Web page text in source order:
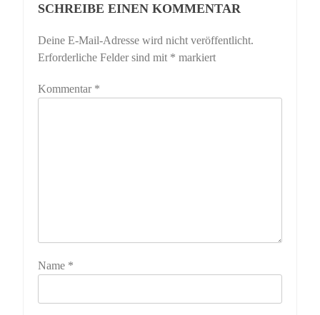
SCHREIBE EINEN KOMMENTAR
Deine E-Mail-Adresse wird nicht veröffentlicht.
Erforderliche Felder sind mit * markiert
Kommentar *
Name *